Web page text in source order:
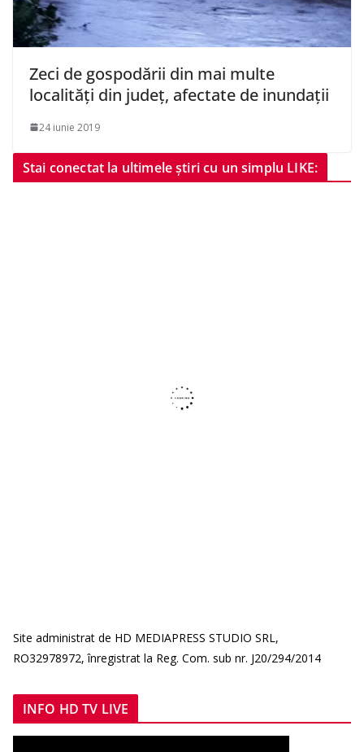
Zeci de gospodării din mai multe
localități din județ, afectate de inundații
24 iunie 2019
Stai conectat la ultimele știri cu un simplu LIKE:
Site administrat de HD MEDIAPRESS STUDIO SRL,
RO32978972, înregistrat la Reg. Com. sub nr. J20/294/2014
INFO HD TV LIVE